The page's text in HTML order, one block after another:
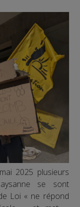
2025 plusieurs
se sont
Loi « ne répond